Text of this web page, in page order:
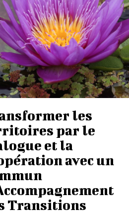
les
par le
et la
avec un
Transitions